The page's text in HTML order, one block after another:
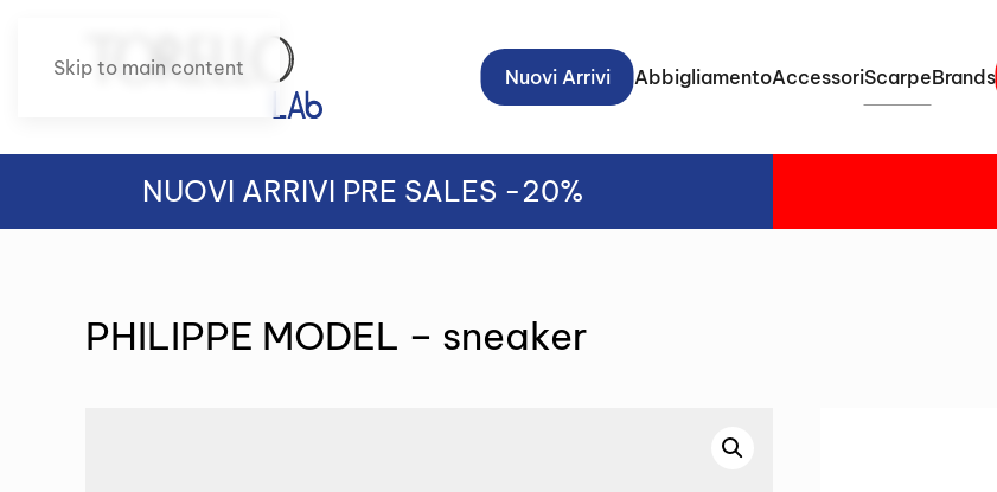
Skip to main content Nuovi Arrivi AbbigliamentoAccessoriScarpeBrands
NUOVI ARRIVI PRE SALES -20%
PHILIPPE MODEL – sneaker